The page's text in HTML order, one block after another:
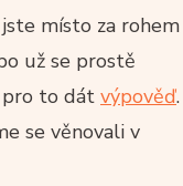
místo za rohem
už se prostě
pro to dát výpověď.
se věnovali v